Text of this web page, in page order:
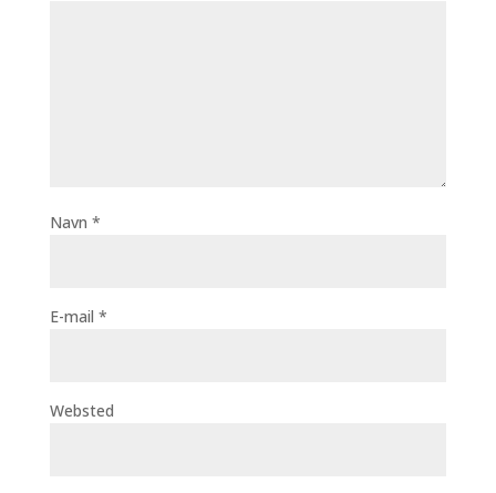
Navn *
E-mail *
Websted